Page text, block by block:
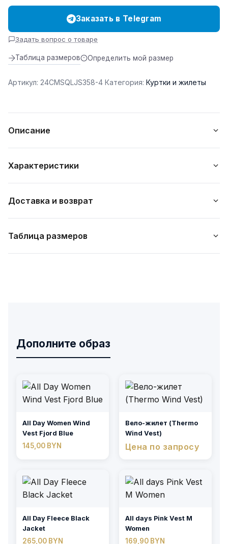
Заказать в Telegram
Задать вопрос о товаре
Таблица размеров Определить мой размер
Артикул: 24CMSQLJS358-4 Категория: Куртки и жилеты
Описание
Характеристики
Доставка и возврат
Таблица размеров
Дополните образ
All Day Women Wind
Vest Fjord Blue
145,00 BYN
Вело-жилет (Thermo
Wind Vest)
Цена по запросу
All Day Fleece Black
Jacket
265,00 BYN
All days Pink Vest M
Women
169,90 BYN